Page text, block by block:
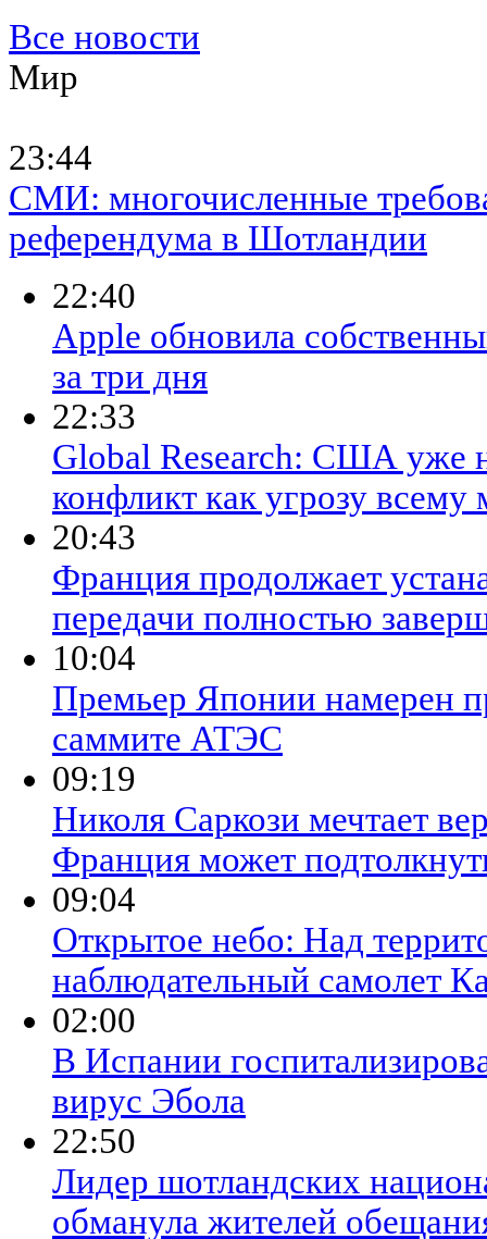
Все новости
Мир
23:44
СМИ: многочисленные
референдума в Шотландии
22:40
Apple обновила
за три дня
22:33
Global Research: США уже
конфликт как угрозу всему
20:43
Франция продолжает
передачи полностью
10:04
Премьер Японии намерен
саммите АТЭС
09:19
Николя Саркози мечтает
Франция может
09:04
Открытое небо: Над
наблюдательный самолет
02:00
В Испании
вирус Эбола
22:50
Лидер шотландских
обманула жителей